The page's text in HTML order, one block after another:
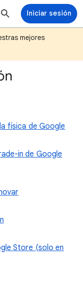
Iniciar sesión
mejores
física de Google
in de Google
Store (solo en